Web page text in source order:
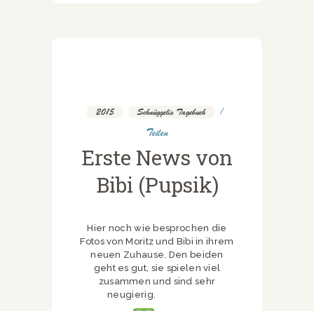
2015 Schnüggelis Tagebuch
Teilen
Erste News von
Bibi (Pupsik)
Hier noch wie besprochen die
Fotos von Moritz und Bibi in ihrem
neuen Zuhause. Den beiden
geht es gut, sie spielen viel
zusammen und sind sehr
neugierig.